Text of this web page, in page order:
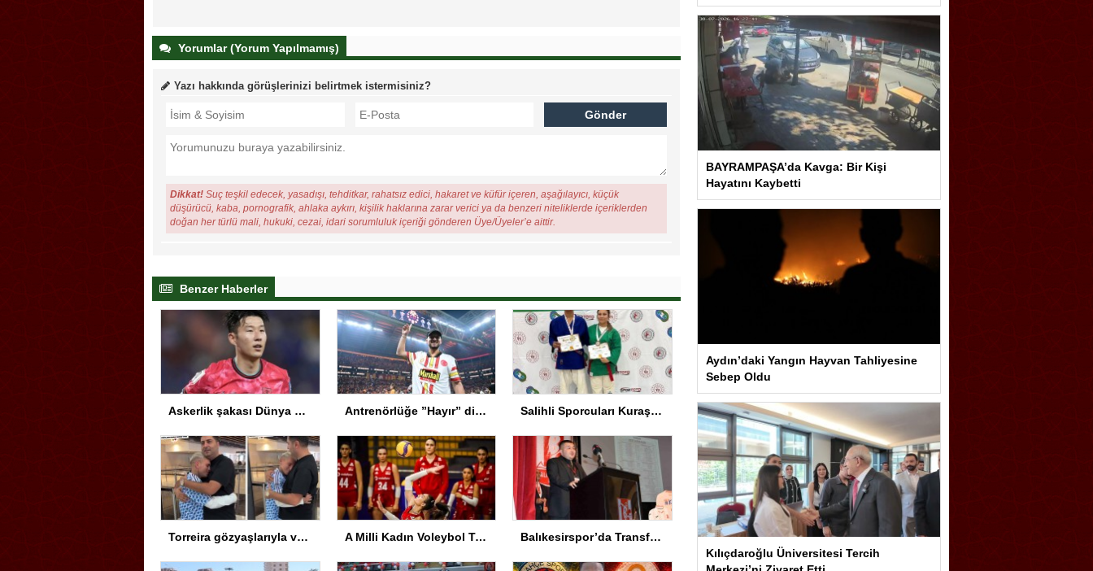
Yorumlar (Yorum Yapılmamış)
Yazı hakkında görüşlerinizi belirtmek istermisiniz?
Dikkat! Suç teşkil edecek, yasadışı, tehditkar, rahatsız edici, hakaret ve küfür içeren, aşağılayıcı, küçük
düşürücü, kaba, pornografik, ahlaka aykırı, kişilik haklarına zarar verici ya da benzeri niteliklerde içeriklerden
doğan her türlü mali, hukuki, cezai, idari sorumluluk içeriği gönderen Üye/Üyeler’e aittir.
Benzer Haberler
Askerlik şakası Dünya Kupası’nı karıştırdı! Güney Kore’den sert karar Antrenörlüğe ”Hayır” diyen Mertens, Galatasaray’dan bakın ne istedi Salihli Sporcuları Kuraş’ta Gururlandırdı
Torreira gözyaşlarıyla veda etti: Seni çok özleyeceğim A Milli Kadın Voleybol Takımı VNL’de Ankara’da Balıkesirspor’da Transferde Yeni Yaklaşım
BAYRAMPAŞA’da Kavga: Bir Kişi
Hayatını Kaybetti
Aydın’daki Yangın Hayvan Tahliyesine
Sebep Oldu
Kılıçdaroğlu Üniversitesi Tercih